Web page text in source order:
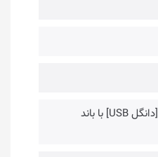
بـی‌سیم @ شبکه وایرلس [دانگل USB] با باند